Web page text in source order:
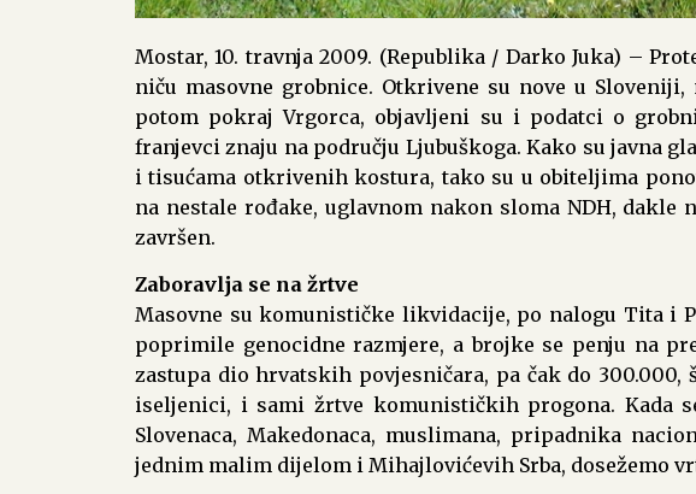
Mostar, 10. travnja 2009. (Republika / Darko Juka) –
niču masovne grobnice. Otkrivene su nove u
potom pokraj Vrgorca, objavljeni su i podatci o
franjevci znaju na području Ljubuškoga. Kako su javna
i tisućama otkrivenih kostura, tako su u obiteljima
na nestale rođake, uglavnom nakon sloma NDH, dakle
završen.
Zaboravlja se na žrtve
Masovne su komunističke likvidacije, po nalogu Tita i
poprimile genocidne razmjere, a brojke se penju na
zastupa dio hrvatskih povjesničara, pa čak do
iseljenici, i sami žrtve komunističkih progona. Kada
Slovenaca, Makedonaca, muslimana, pripadnika
jednim malim dijelom i Mihajlovićevih Srba, dosežemo